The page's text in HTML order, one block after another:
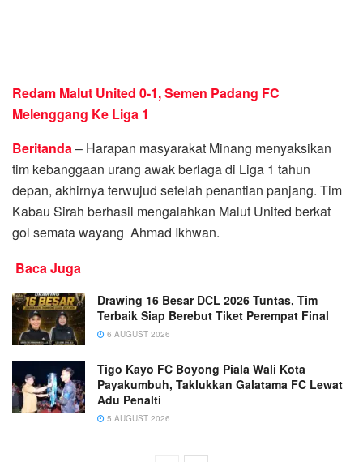
Redam Malut United 0-1, Semen Padang FC
Melenggang Ke Liga 1
Beritanda– Harapan masyarakat Minang menyaksikan
tim kebanggaan urang awak berlaga di Liga 1 tahun
depan, akhirnya terwujud setelah penantian panjang. Tim
Kabau Sirah berhasil mengalahkan Malut United berkat
gol semata wayang Ahmad Ikhwan.
Baca Juga
Drawing 16 Besar DCL 2026 Tuntas, Tim
Terbaik Siap Berebut Tiket Perempat Final
6 AUGUST 2026
Tigo Kayo FC Boyong Piala Wali Kota
Payakumbuh, Taklukkan Galatama FC Lewat
Adu Penalti
5 AUGUST 2026